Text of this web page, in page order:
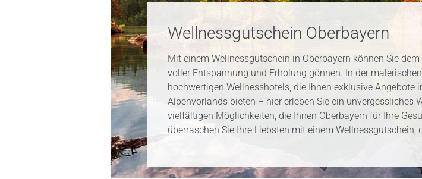
Wellnessgutschein Oberbayern
Mit einem Wellnessgutschein in Oberbayern können Sie
voller Entspannung und Erholung gönnen. In der
hochwertigen Wellnesshotels, die Ihnen exklusive Angebote
Alpenvorlands bieten – hier erleben Sie ein unvergessliches
vielfältigen Möglichkeiten, die Ihnen Oberbayern für Ihre
überraschen Sie Ihre Liebsten mit einem Wellnessgutschein,